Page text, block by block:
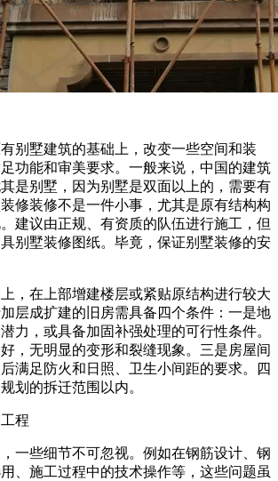
别墅建筑的基础上，改变一些空间和装
功能和审美要求。一般来说，中国的建筑
是别墅，因为别墅是双面以上的，需要有
修装修不是一件小事，尤其是原有结构构
建议由正规、有资质的队伍进行施工，但
别墅装修图纸。毕竟，保证别墅装修的安
，在上部增建楼层或紧贴原结构进行较大
层成扩建的旧房需具备四个条件：一是地
力，或具备加固补强处理的可行性条件。
，无明显的变形和裂缝现象。三是房屋间
满足防火和日照、卫生小间距的要求。四
划的拆迁范围以内。
程
一些细节不可忽视。例如在钢筋设计、钢
、施工过程中的技术操作等，这些问题虽